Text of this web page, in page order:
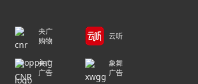
央广
购物
云听
央广
广告
象舞
广告